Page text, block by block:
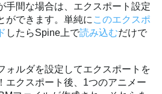
手間な場合は、エクスポート設定
ができます。単純に このエクスポ
したらSpine上で読み込むだけで
ォルダを設定してエクスポートを
エクスポート後、1つのアニメー